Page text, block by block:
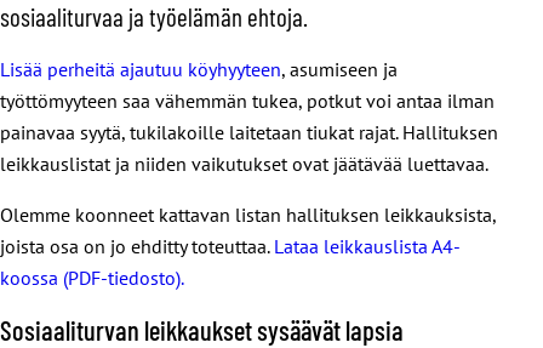
sosiaaliturvaa ja työelämän ehtoja.
Lisää perheitä ajautuu köyhyyteen, asumiseen ja
työttömyyteen saa vähemmän tukea, potkut voi antaa ilman
painavaa syytä, tukilakoille laitetaan tiukat rajat. Hallituksen
leikkauslistat ja niiden vaikutukset ovat jäätävää luettavaa.
Olemme koonneet kattavan listan hallituksen leikkauksista,
joista osa on jo ehditty toteuttaa. Lataa leikkauslista A4-
koossa (PDF-tiedosto).
Sosiaaliturvan leikkaukset sysäävät lapsia